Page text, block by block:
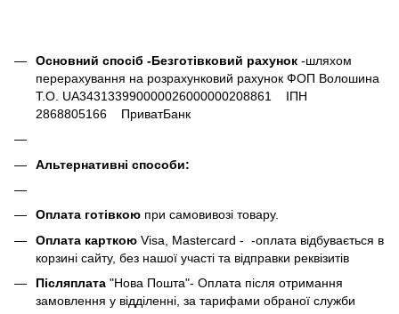
Основний спосіб -Безготівковий рахунок -шляхом
перерахування на розрахунковий рахунок ФОП Волошина
Т.О. UA343133990000026000000208861 ІПН
2868805166 ПриватБанк
Альтернативні способи:
Оплата готівкою при самовивозі товару.
Оплата карткою Visa, Mastercard - -оплата відбувається в
корзині сайту, без нашої участі та відправки реквізитів
Післяплата "Нова Пошта"- Оплата після отримання
замовлення у відділенні, за тарифами обраної служби